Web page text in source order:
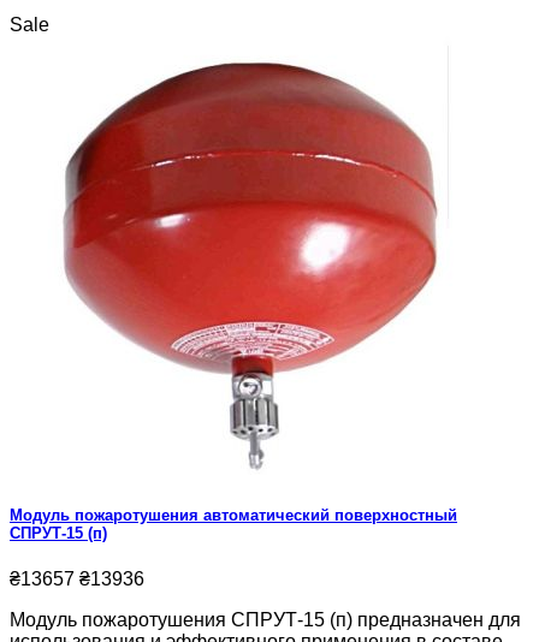
Sale
Модуль пожаротушения автоматический поверхностный
СПРУТ-15 (п)
₴13657 ₴13936
Модуль пожаротушения СПРУТ-15 (п) предназначен для